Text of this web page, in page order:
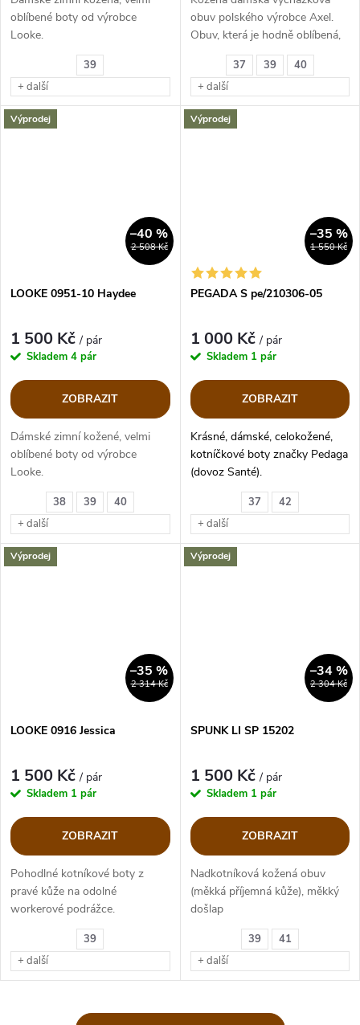
39
+ další
oblíbené boty od výrobce
Looke.
37 39
40
+ další
obuv polského výrobce Axel.
Obuv, která je hodně oblíbená,
kvalitní provedení.
Výprodej
2 508 Kč
–40 %
38 39
40
+ další
LOOKE 0951-10 Haydee
1 500 Kč/ pár
Skladem 4 pár
ZOBRAZIT
Dámské zimní kožené, velmi
oblíbené boty od výrobce
Looke.
Výprodej
1 550 Kč
–35 %
37
42
+ další
PEGADA S pe/210306-05
1 000 Kč/ pár
Skladem 1 pár
ZOBRAZIT
Krásné, dámské, celokožené,
kotníčkové boty značky Pedaga
(dovoz Santé).
Obuv je kožená, textilní stélka,
je velice pohodlná, noha je v ní
jako v bačkorce!
Výprodej
2 314 Kč
–35 %
39
+ další
LOOKE 0916 Jessica
1 500 Kč/ pár
Skladem 1 pár
ZOBRAZIT
Pohodlné kotníkové boty z
pravé kůže na odolné
workerové podrážce.
Výprodej
2 304 Kč
–34 %
39
41
+ další
SPUNK LI SP 15202
1 500 Kč/ pár
Skladem 1 pár
ZOBRAZIT
Nadkotníková kožená obuv
(měkká příjemná kůže), měkký
došlap